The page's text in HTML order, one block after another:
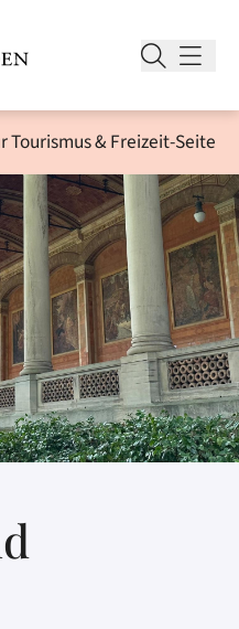
Tourismus & Freizeit-Seite